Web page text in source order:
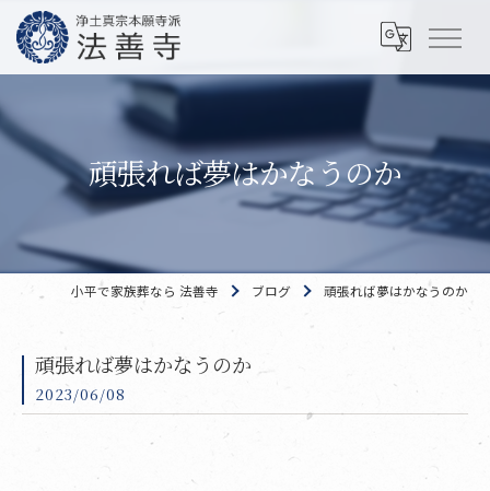
頑張れば夢はかなうのか
小平で家族葬なら 法善寺 ブログ 頑張れば夢はかなうのか
頑張れば夢はかなうのか
2023/06/08